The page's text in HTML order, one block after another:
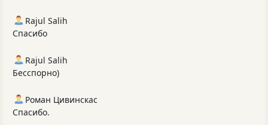
Rajul Salih
Спасибо
Rajul Salih
Бесспорно)
Роман Цивинскас
Спасибо.